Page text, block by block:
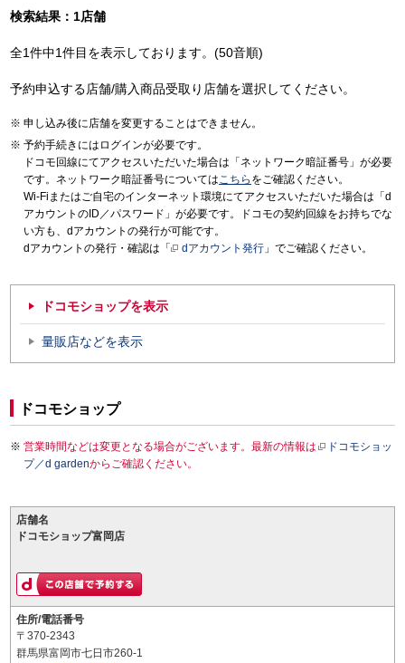
検索結果：1店舗
全1件中1件目を表示しております。(50音順)
予約申込する店舗/購入商品受取り店舗を選択してください。
申し込み後に店舗を変更することはできません。
予約手続きにはログインが必要です。
ドコモ回線にてアクセスいただいた場合は「ネットワーク暗証番号」が必要
です。ネットワーク暗証番号についてはこちら をご確認ください。
Wi-Fiまたはご自宅のインターネット環境にてアクセスいただいた場合は「d
アカウントのID／パスワード」が必要です。ドコモの契約回線をお持ちでな
い方も、dアカウントの発行が可能です。
dアカウントの発行・確認は「
dアカウント発行 」でご確認ください。
ドコモショップを表示
量販店などを表示
ドコモショップ
営業時間などは変更となる場合がございます。最新の情報は
ドコモショッ
プ／d gardenからご確認ください。
店舗名
ドコモショップ富岡店
住所/電話番号
〒370-2343
群馬県富岡市七日市260-1